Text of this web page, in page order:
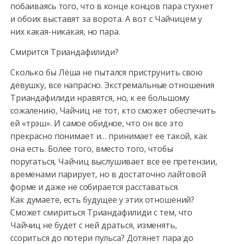
побаиваясь того, что в конце концов пара стухнет
и обоих выставят за ворота. А вот с Чайчицем у
них какая-никакая, но пара.
Смирится Триандафилиди?
Сколько бы Лёша не пытался приструнить свою
девушку, все напрасно. Экстремальные отношения
Триандафилиди нравятся, но, к ее большому
сожалению, Чайчиц не тот, кто сможет обеспечить
ей «трэш». И самое обидное, что он все это
прекрасно понимает и… принимает ее такой, как
она есть. Более того, вместо того, чтобы
поругаться, Чайчиц выслушивает все ее претензии,
временами парирует, но в достаточно лайтовой
форме и даже не собирается расставаться.
Как думаете, есть будущее у этих отношений?
Сможет смириться Триандафилиди с тем, что
Чайчиц не будет с ней драться, изменять,
ссориться до потери пульса? Дотянет пара до